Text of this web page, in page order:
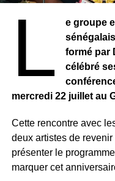
Le titre, Sonko,
: qu’il soit dans
Ousmane Sonko
ascension, son
gouvernance et les
capacité à mobiliser
profondément
Au-delà du portrait
Gassama invite
mutations de la société
L
e groupe
formé par
célébré
mercredi 22 juillet au
Cette rencontre avec
deux artistes de
présenter le
marquer cet